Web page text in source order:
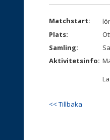
Matchstart:
Plats:
Samling:
Aktivitetsinfo:
<< Tillbaka